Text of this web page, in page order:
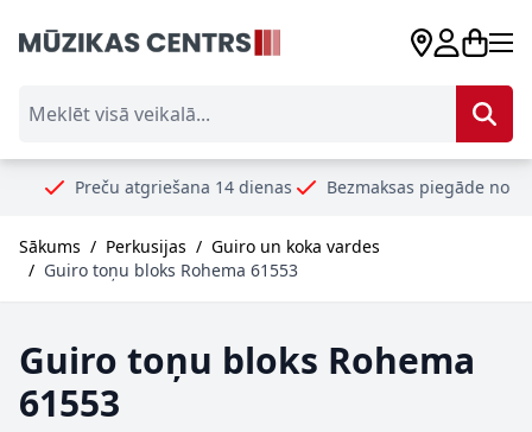
Preču atgriešana 14 dienas Bezmaksas piegāde no 99€
Sākums / Perkusijas / Guiro un koka vardes
/ Guiro toņu bloks Rohema 61553
Guiro toņu bloks Rohema
61553